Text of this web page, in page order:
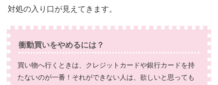
対処の入り口が見えてきます。
衝動買いをやめるには？
買い物へ行くときは、クレジットカードや銀行カードを持
たないのが一番！それができない人は、欲しいと思っても